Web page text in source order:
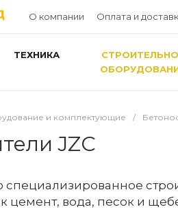
О компании Оплата и
ТЕХНИКА
и комплектующие /
JZС
специализированное
цемент, вода, песок и